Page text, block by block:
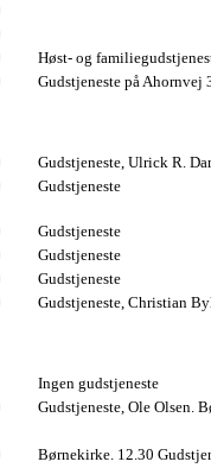
Høst- og
Gudstjeneste på Ahornvej
Gudstjeneste, Ulrick R.
Gudstjeneste
Gudstjeneste
Gudstjeneste
Gudstjeneste
Gudstjeneste, Christian
Ingen gudstjeneste
Gudstjeneste, Ole Olsen.
Børnekirke. 12.30